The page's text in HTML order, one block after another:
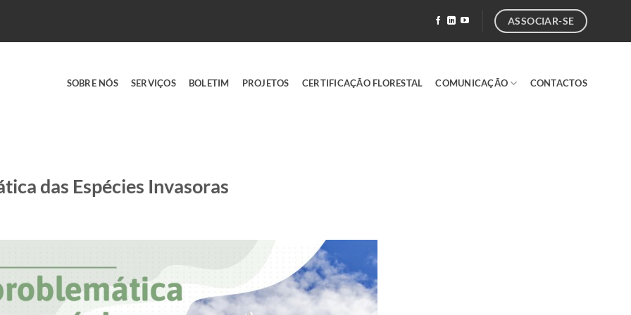
ASSOCIAR-SE
SOBRE NÓS SERVIÇOS BOLETIM PROJETOS CERTIFICAÇÃO FLORESTAL COMUNICAÇÃO CONTACTOS
das Espécies Invasoras